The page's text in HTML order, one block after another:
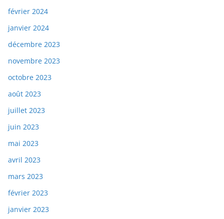
février 2024
janvier 2024
décembre 2023
novembre 2023
octobre 2023
août 2023
juillet 2023
juin 2023
mai 2023
avril 2023
mars 2023
février 2023
janvier 2023